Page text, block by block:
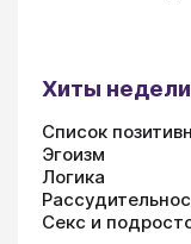
Хиты
Список
Эгоизм
Логика
Секс и